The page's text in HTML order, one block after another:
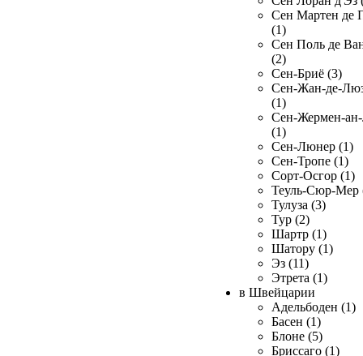
Сен Мартен де
(1)
Сен Поль де
(2)
Сен-Бриё (3)
Сен-Жан-де-
(1)
Сен-Жермен-
(1)
Сен-Люнер (1)
Сен-Тропе (1)
Сорт-Осгор (1)
Теуль-Сюр-Мер
Тулуза (3)
Тур (2)
Шартр (1)
Шатору (1)
Эз (11)
Этрета (1)
в Швейцарии
Адельбоден (1)
Басен (1)
Блоне (5)
Бриссаго (1)